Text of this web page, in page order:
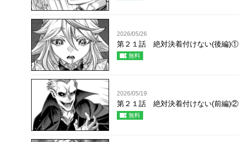
2026/05/26
第２１話 絶対決着付けない(後編)①
無料
2026/05/19
第２１話 絶対決着付けない(前編)②
無料